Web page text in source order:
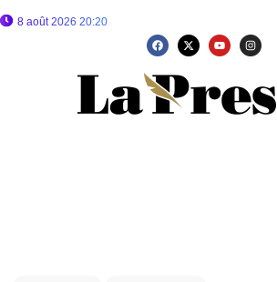
8 août 2026 20:20